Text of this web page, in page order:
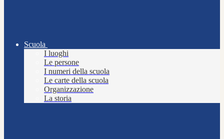
Scuola
I luoghi
Le persone
I numeri della scuola
Le carte della scuola
Organizzazione
La storia